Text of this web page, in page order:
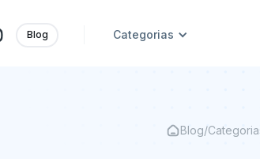
Blog Categorias
Blog/